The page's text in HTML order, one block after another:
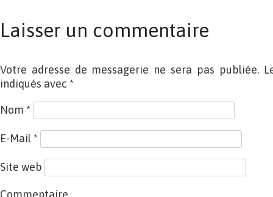
Laisser un commentaire
Votre adresse de messagerie ne sera pas publiée.
indiqués avec *
Nom *
E-Mail *
Site web
Commentaire